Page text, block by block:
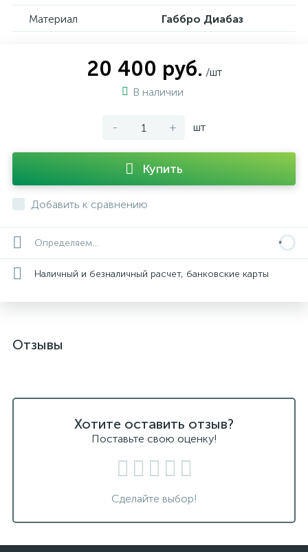
Материал
Габбро Диабаз
20 400 руб. /шт
В наличии
- + шт
Купить
Добавить к сравнению
Определяем...
Наличный и безналичный расчет, банковские карты
Отзывы
Хотите оставить отзыв?
Поставьте свою оценку!
Сделайте выбор!